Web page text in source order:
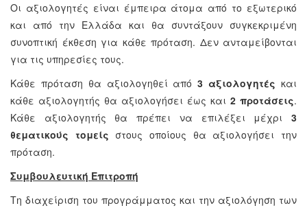
Οι αξιολογητές είναι έμπειρα άτομα από το εξωτερικό
και από την Ελλάδα και θα συντάξουν συγκεκριμένη
συνοπτική έκθεση για κάθε πρόταση. Δεν ανταμείβονται
για τις υπηρεσίες τους.
Κάθε πρόταση θα αξιολογηθεί από3 αξιολογητές και
κάθε αξιολογητής θα αξιολογήσει έως και 2 προτάσεις.
Κάθε αξιολογητής θα πρέπει να επιλέξει μέχρι 3
θεματικούς τομείς στους οποίους θα αξιολογήσει την
πρόταση.
Συμβουλευτική Επιτροπή
Τη διαχείριση του προγράμματος και την αξιολόγηση των